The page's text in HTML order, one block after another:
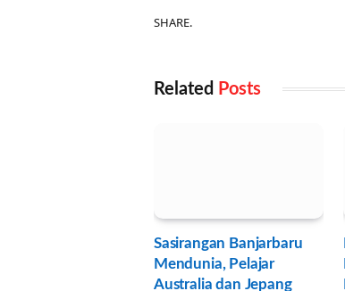
SHARE.
Related Posts
Sasirangan Banjarbaru
Mendunia, Pelajar
Australia dan Jepang